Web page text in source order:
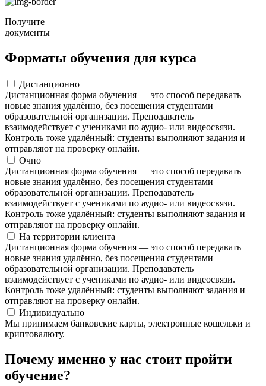
Получите
документы
Форматы обучения для курса
Дистанционно
Дистанционная форма обучения — это способ передавать
новые знания удалённо, без посещения студентами
образовательной организации. Преподаватель
взаимодействует с учениками по аудио- или видеосвязи.
Контроль тоже удалённый: студенты выполняют задания и
отправляют на проверку онлайн.
Очно
Дистанционная форма обучения — это способ передавать
новые знания удалённо, без посещения студентами
образовательной организации. Преподаватель
взаимодействует с учениками по аудио- или видеосвязи.
Контроль тоже удалённый: студенты выполняют задания и
отправляют на проверку онлайн.
На территории клиента
Дистанционная форма обучения — это способ передавать
новые знания удалённо, без посещения студентами
образовательной организации. Преподаватель
взаимодействует с учениками по аудио- или видеосвязи.
Контроль тоже удалённый: студенты выполняют задания и
отправляют на проверку онлайн.
Индивидуально
Мы принимаем банковские карты, электронные кошельки и
криптовалюту.
Почему именно у нас стоит пройти
обучение?